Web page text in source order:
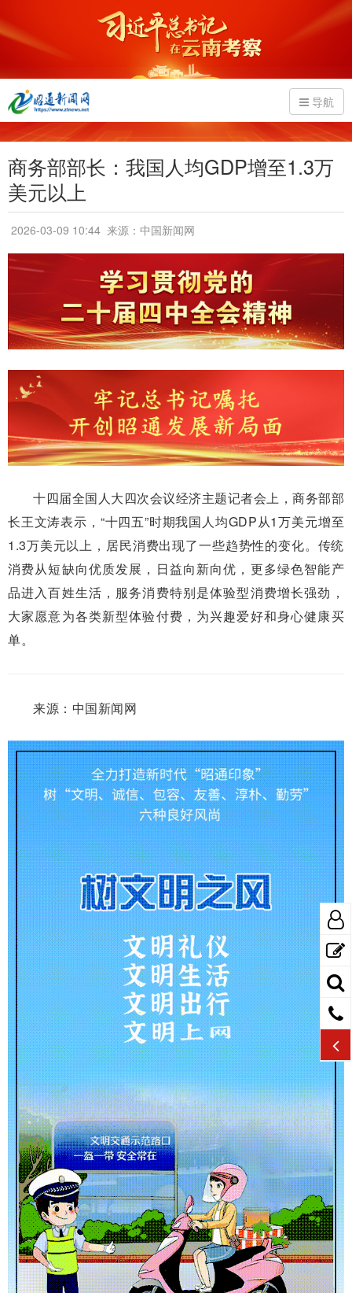
导航
商务部部长：我国人均GDP增至1.3万
美元以上
2026-03-09 10:44 来源：中国新闻网
十四届全国人大四次会议经济主题记者会上，商务部部
长王文涛表示，“十四五”时期我国人均GDP从1万美元增至
1.3万美元以上，居民消费出现了一些趋势性的变化。传统
消费从短缺向优质发展，日益向新向优，更多绿色智能产
品进入百姓生活，服务消费特别是体验型消费增长强劲，
大家愿意为各类新型体验付费，为兴趣爱好和身心健康买
单。
来源：中国新闻网